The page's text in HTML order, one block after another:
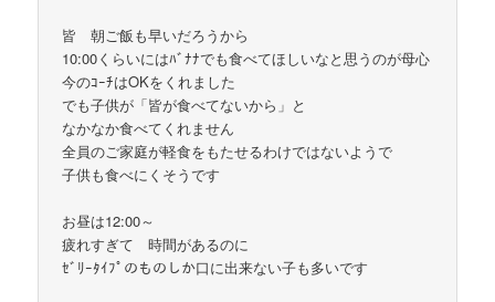
皆 朝ご飯も早いだろうから
10:00くらいにはﾊﾞﾅﾅでも食べてほしいなと思うのが母心
今のｺｰﾁはOKをくれました
でも子供が「皆が食べてないから」と
なかなか食べてくれません
全員のご家庭が軽食をもたせるわけではないようで
子供も食べにくそうです
お昼は12:00～
疲れすぎて 時間があるのに
ｾﾞﾘｰﾀｲﾌﾟのものしか口に出来ない子も多いです